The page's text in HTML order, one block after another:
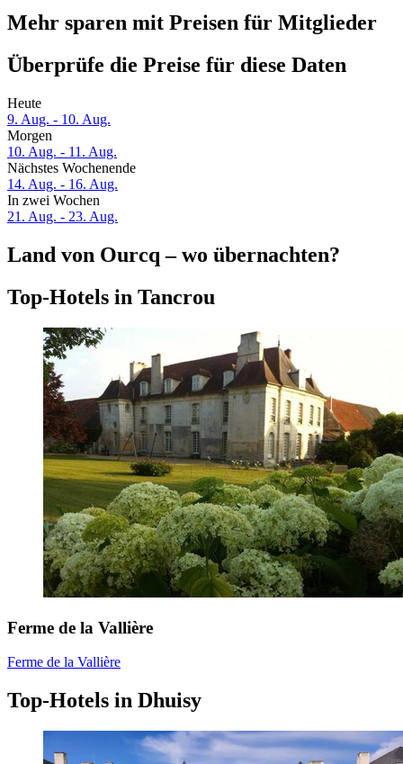
Mehr sparen mit Preisen für Mitglieder
Überprüfe die Preise für diese Daten
Heute
9. Aug. - 10. Aug.
Morgen
10. Aug. - 11. Aug.
Nächstes Wochenende
14. Aug. - 16. Aug.
In zwei Wochen
21. Aug. - 23. Aug.
Land von Ourcq – wo übernachten?
Top-Hotels in Tancrou
Ferme de la Vallière
Ferme de la Vallière
Top-Hotels in Dhuisy